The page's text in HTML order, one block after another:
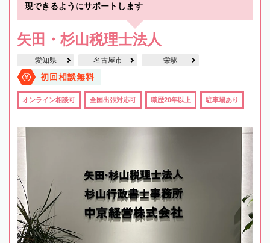
現できるようにサポートします
矢田・杉山税理士法人
愛知県 名古屋市 栄駅
初回相談無料
オンライン相談可 全国出張対応可 職歴20年以上 駐車場あり